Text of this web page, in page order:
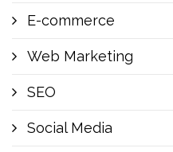
E-commerce
Web Marketing
SEO
Social Media